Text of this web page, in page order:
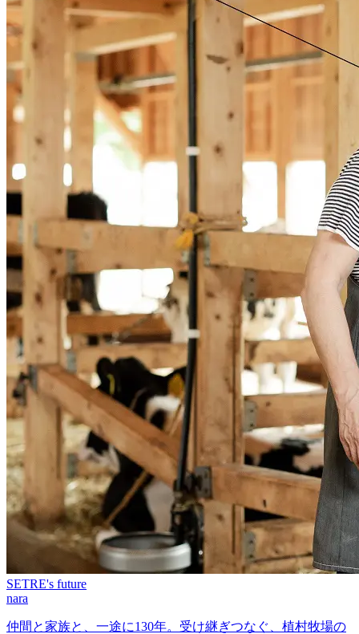
SETRE's future
nara
仲間と家族と、一途に130年。受け継ぎつなぐ、植村牧場の